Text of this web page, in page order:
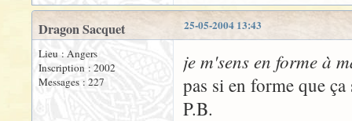
25-05-2004 13:43
Dragon Sacquet
Lieu : Angers
Inscription : 2002
Messages : 227
je m'sens en forme à
pas si en forme que
P.B.